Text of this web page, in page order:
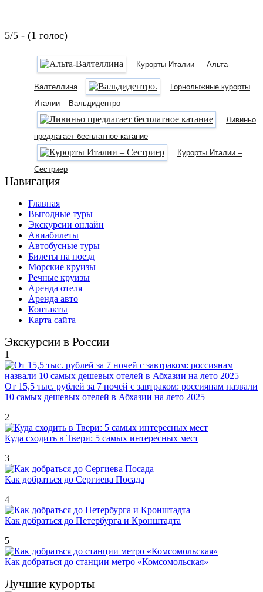
5/5 - (1 голос)
Курорты Италии — Альта-
Валтеллина
Горнолыжные курорты
Италии – Вальдидентро
Ливиньо
предлагает бесплатное катание
Курорты Италии –
Сестриер
Навигация
Главная
Выгодные туры
Экскурсии онлайн
Авиабилеты
Автобусные туры
Билеты на поезд
Морские круизы
Речные круизы
Аренда отеля
Аренда авто
Контакты
Карта сайта
Экскурсии в России
1
От 15,5 тыс. рублей за 7 ночей с завтраком: россиянам назвали
10 самых дешевых отелей в Абхазии на лето 2025
2
Куда сходить в Твери: 5 самых интересных мест
3
Как добраться до Сергиева Посада
4
Как добраться до Петербурга и Кронштадта
5
Как добраться до станции метро «Комсомольская»
Лучшие курорты